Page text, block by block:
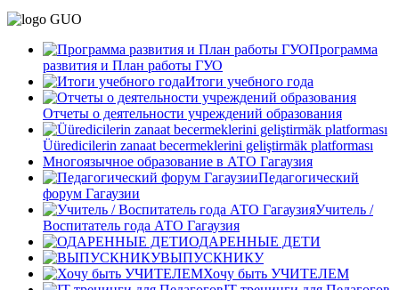
Программа
развития и План работы ГУО
Итоги учебного года
Отчеты о деятельности учреждений образования
Üüredicilerin zanaat becermeklerini geliştirmäk platforması
Многоязычное образование в АТО Гагаузия
Педагогический
форум Гагаузии
Учитель /
Воспитатель года АТО Гагаузия
ОДАРЕННЫЕ ДЕТИ
ВЫПУСКНИКУ
Хочу быть УЧИТЕЛЕМ